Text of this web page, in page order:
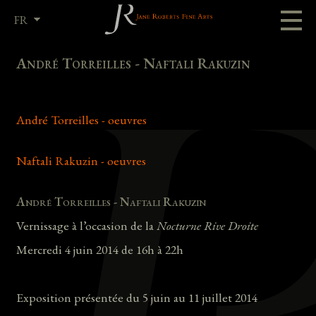
FR
André Torreilles - Naftali Rakuzin
André Torreilles - oeuvres
Naftali Rakuzin - oeuvres
André Torreilles - Naftali Rakuzin
Vernissage à l’occasion de laNocturne Rive Droite
Mercredi 4 juin 2014 de 16h à 22h
Exposition présentée du 5 juin au 11 juillet 2014